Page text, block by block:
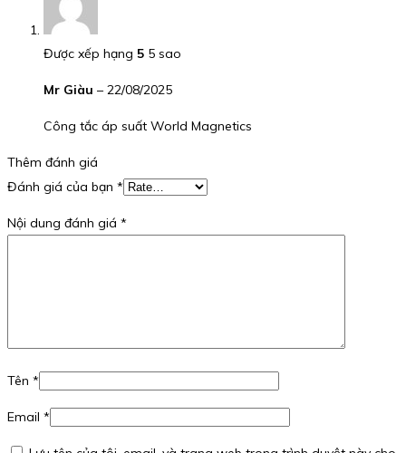
Được xếp hạng 5 5 sao
Mr Giàu – 22/08/2025
Công tắc áp suất World Magnetics
Thêm đánh giá
Đánh giá của bạn *
Nội dung đánh giá *
Tên *
Email *